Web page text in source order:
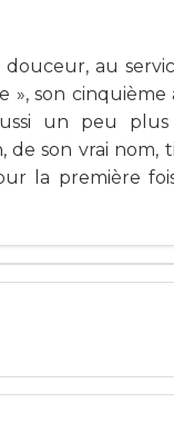
au
», son cinquième
un peu plus
son vrai nom,
la première